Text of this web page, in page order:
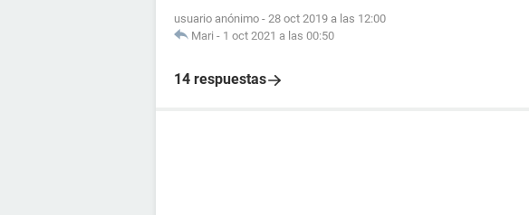
usuario anónimo - 28 oct 2019 a las 12:00
Mari - 1 oct 2021 a las 00:50
14 respuestas